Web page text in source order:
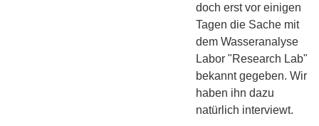
doch erst vor einigen
Tagen die Sache mit
dem Wasseranalyse
Labor "Research Lab"
bekannt gegeben. Wir
haben ihn dazu
natürlich interviewt.